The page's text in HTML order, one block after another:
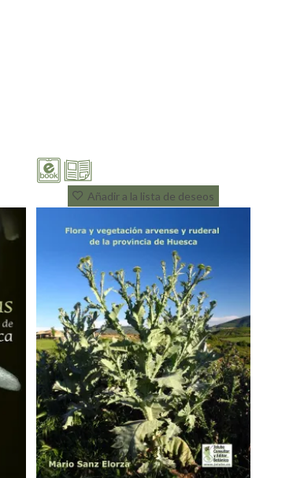
Añadir a la lista de deseos